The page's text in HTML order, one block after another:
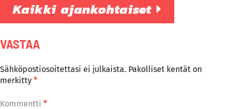
Kaikki ajankohtaiset
VASTAA
Sähköpostiosoitettasi ei julkaista. Pakolliset kentät on
merkitty *
Kommentti *